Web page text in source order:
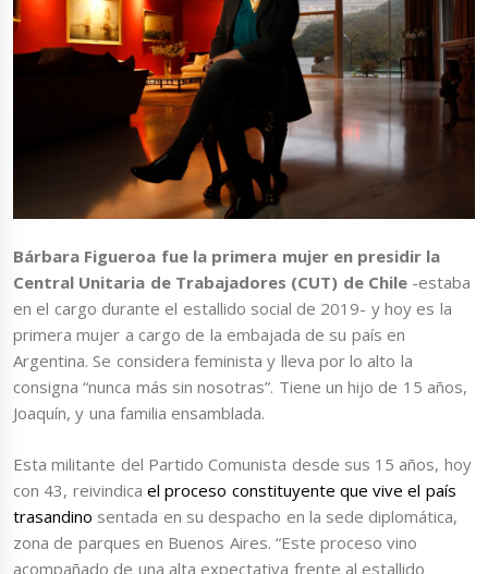
Bárbara Figueroa fue la primera mujer en presidir la
Central Unitaria de Trabajadores (CUT) de Chile-estaba
en el cargo durante el estallido social de 2019- y hoy es la
primera mujer a cargo de la embajada de su país en
Argentina. Se considera feminista y lleva por lo alto la
consigna “nunca más sin nosotras”. Tiene un hijo de 15 años,
Joaquín, y una familia ensamblada.
Esta militante del Partido Comunista desde sus 15 años, hoy
con 43, reivindica el proceso constituyente que vive el país
trasandino sentada en su despacho en la sede diplomática,
zona de parques en Buenos Aires. “Este proceso vino
acompañado de una alta expectativa frente al estallido